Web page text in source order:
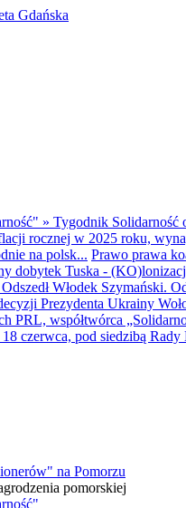
» Tygodnik Solidarność
rocznej w 2025 roku,
na polsk... Prawo prawa
dobytek Tuska -
Odszedł Włodek Szymański.
Prezydenta Ukrainy
PRL, współtwórca
czerwca, pod siedzibą
na Pomorzu
pomorskiej